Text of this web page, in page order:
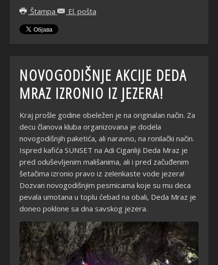
Štampa
El. pošta
NOVOGODIŠNJE AKCIJE DEDA
MRAZ IZRONIO IZ JEZERA!
Kraj prošle godine obeležen je na originalan način. Za
decu članova kluba organizovana je dodela
novogodišnjih paketića, ali naravno, na ronilački način.
Ispred kafića SUNSET na Adi Ciganliji Deda Mraz je
pred oduševljenim mališanima, ali i pred začuđenim
šetačima izronio pravo iz zelenkaste vode jezera!
Dozvan novogodišnjim pesmicama koje su mu deca
pevala umotana u toplu ćebad na obali, Deda Mraz je
doneo poklone sa dna savskog jezera.